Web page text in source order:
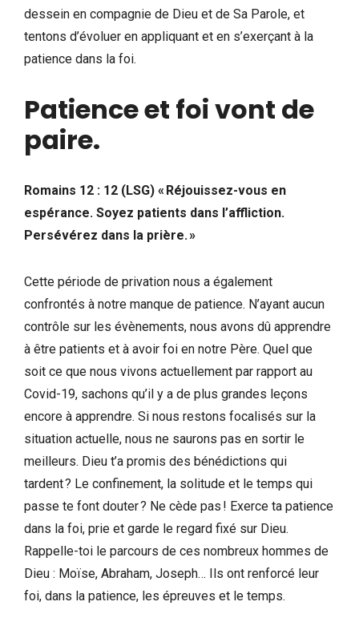
dessein en compagnie de Dieu et de Sa Parole, et
tentons d’évoluer en appliquant et en s’exerçant à la
patience dans la foi.
Patience et foi vont de
paire.
Romains 12 : 12 (LSG) « Réjouissez-vous en
espérance. Soyez patients dans l’affliction.
Persévérez dans la prière. »
Cette période de privation nous a également
confrontés à notre manque de patience. N’ayant aucun
contrôle sur les évènements, nous avons dû apprendre
à être patients et à avoir foi en notre Père. Quel que
soit ce que nous vivons actuellement par rapport au
Covid-19, sachons qu’il y a de plus grandes leçons
encore à apprendre. Si nous restons focalisés sur la
situation actuelle, nous ne saurons pas en sortir le
meilleurs. Dieu t’a promis des bénédictions qui
tardent ? Le confinement, la solitude et le temps qui
passe te font douter ? Ne cède pas ! Exerce ta patience
dans la foi, prie et garde le regard fixé sur Dieu.
Rappelle-toi le parcours de ces nombreux hommes de
Dieu : Moïse, Abraham, Joseph… Ils ont renforcé leur
foi, dans la patience, les épreuves et le temps.